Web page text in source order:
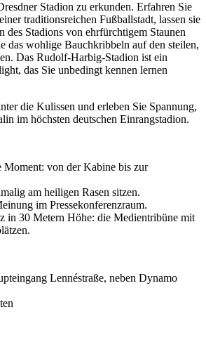
Stadion zu erkunden. Erfahren Sie
traditionsreichen Fußballstadt, lassen sie
des Stadions von ehrfürchtigem Staunen
das wohlige Bauchkribbeln auf den steilen,
Das Rudolf-Harbig-Stadion ist ein
das Sie unbedingt kennen lernen
die Kulissen und erleben Sie Spannung,
im höchsten deutschen Einrangstadion.
Moment: von der Kabine bis zur
am heiligen Rasen sitzen.
im Pressekonferenzraum.
in 30 Metern Höhe: die Medientribüne mit
Lennéstraße, neben Dynamo